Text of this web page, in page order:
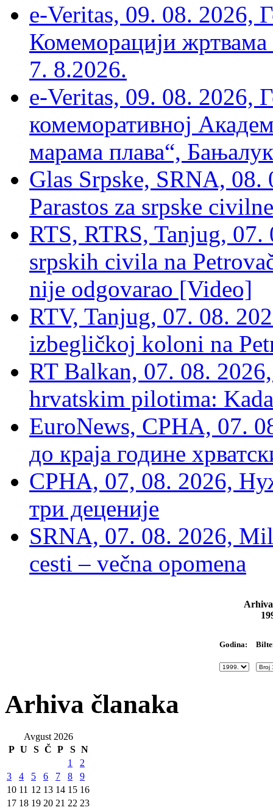
e-Veritas, 09. 08. 2026,
Комеморацији жртвама
7. 8.2026.
e-Veritas, 09. 08. 2026,
комеморативној
марама плава“,
Glas Srpske, SRNA,
Parastos za srpske
RTS, RTRS, Tanjug,
srpskih civila na
nije odgovarao [Video]
RTV, Tanjug, 07. 08.
izbegličkoj koloni na
RT Balkan, 07. 08.
hrvatskim pilotima:
EuroNews, СРНА, 07.
до краја године
СРНА, 07, 08. 2026,
три деценије
SRNA, 07. 08. 2026,
cesti – večna opomena
Godina:
Arhiva članaka
Avgust 2026
P U S Č P S N
1
2
3
4 5 6 7 8
9
10 11 12 13 14 15 16
17 18 19 20 21 22 23